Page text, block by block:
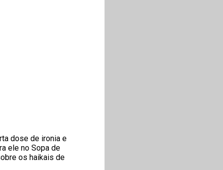
dose de ironia e
ele no Sopa de
os haikais de